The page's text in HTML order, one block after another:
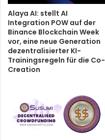
Alaya AI: stellt AI
Integration POW auf der
Binance Blockchain Week
vor, eine neue Generation
dezentralisierter KI-
Trainingsregeln für die Co-
Creation